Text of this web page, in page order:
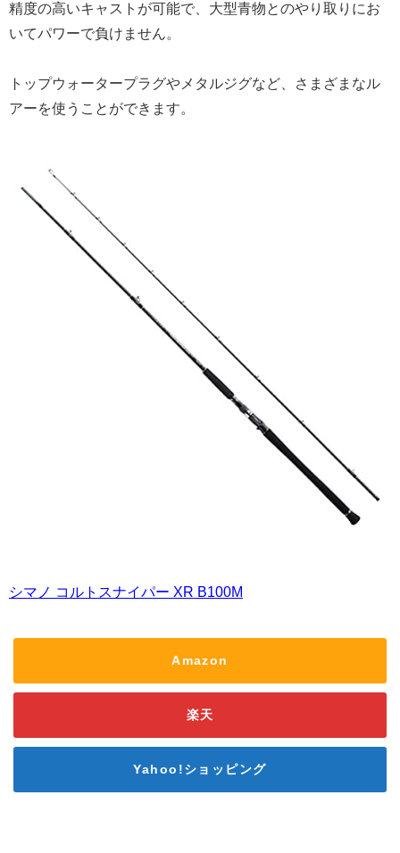
精度の高いキャストが可能で、大型青物とのやり取りにお
いてパワーで負けません。
トップウォータープラグやメタルジグなど、さまざまなル
アーを使うことができます。
シマノ コルトスナイパー XR B100M
Amazon
楽天
Yahoo!ショッピング